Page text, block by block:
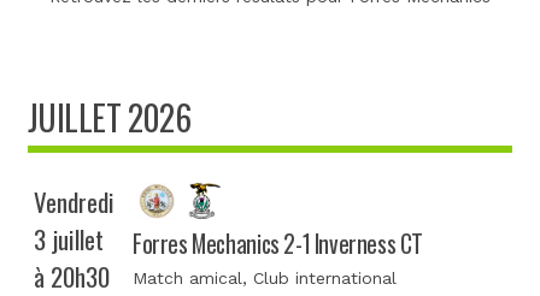
JUILLET 2026
Vendredi
3 juillet
à 20h30
Forres Mechanics 2-1 Inverness CT
Match amical, Club international